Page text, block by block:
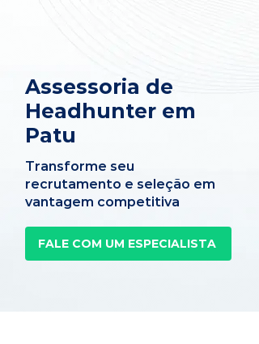
Assessoria de
Headhunter em
Patu
Transforme seu
recrutamento e seleção em
vantagem competitiva
FALE COM UM ESPECIALISTA